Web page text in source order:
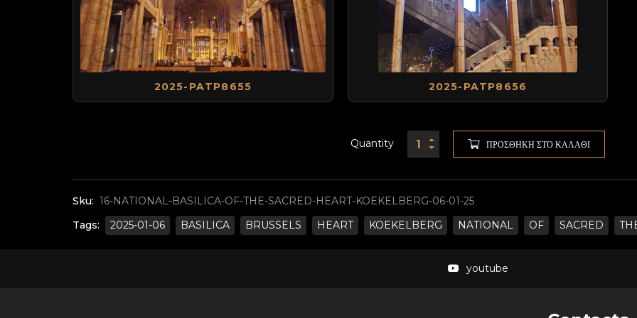
Sku: 16-NATIONAL-BASILICA-OF-THE-SACRED-HEART-KOEKELBERG-06-01-25
Tags:
2025-01-06 BASILICA BRUSSELS HEART KOEKELBERG NATIONAL OF SACRED
Quantity ΠΡΟΣΘΉΚΗ ΣΤΟ ΚΑΛΆΘΙ
2025-PATP8655 2025-PATP8656
youtube